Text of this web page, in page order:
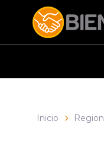
Click acá para ir
Inicio